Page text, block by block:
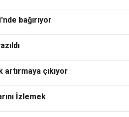
bağırıyor
çıkıyor
İzlemek